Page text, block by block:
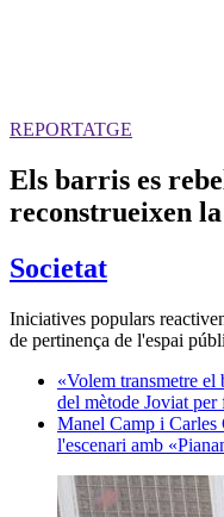
REPORTATGE
Els barris es
reconstrueixen
Societat
Iniciatives populars
de pertinença de l'espai
«Volem transmetre el
del mètode Joviat per
Manel Camp i Carles
l'escenari amb